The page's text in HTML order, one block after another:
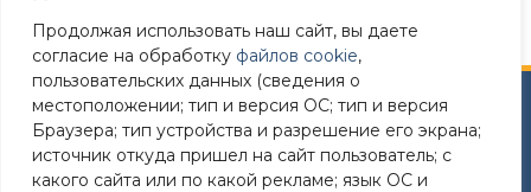
Продолжая использовать наш сайт, вы даете
согласие на обработку файлов cookie,
пользовательских данных (сведения о
местоположении; тип и версия ОС; тип и версия
Браузера; тип устройства и разрешение его экрана;
источник откуда пришел на сайт пользователь; с
какого сайта или по какой рекламе; язык ОС и
Сайт разработан в соответствии
с требованиями Постановления Правительства РФ №
582 от 11.12.2018